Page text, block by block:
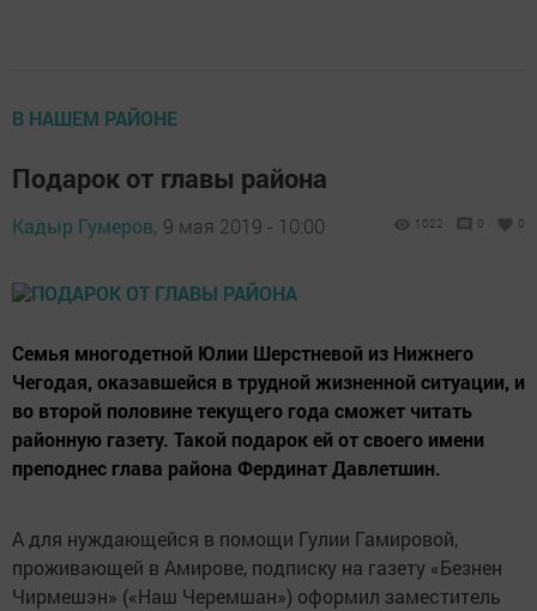
В НАШЕМ РАЙОНЕ
Подарок от главы района
Кадыр Гумеров, 9 мая 2019 - 10:00 1022 0 0
Семья многодетной Юлии Шерстневой из Нижнего
Чегодая, оказавшейся в трудной жизненной ситуации, и
во второй половине текущего года сможет читать
районную газету. Такой подарок ей от своего имени
преподнес глава района Фердинат Давлетшин.
А для нуждающейся в помощи Гулии Гамировой,
проживающей в Амирове, подписку на газету «Безнен
Чирмешэн» («Наш Черемшан») оформил заместитель